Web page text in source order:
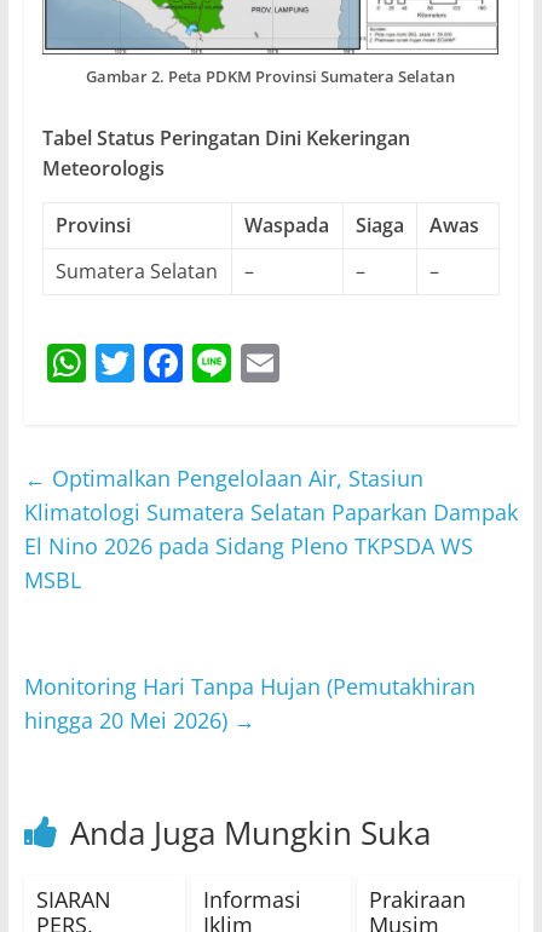
Gambar 2. Peta PDKM Provinsi Sumatera Selatan
Tabel Status Peringatan Dini Kekeringan
Meteorologis
Provinsi Waspada Siaga
Awas
Sumatera Selatan
– – –
W
s
A
p
T
er
F
e
b
o
Li E
l
← Optimalkan Pengelolaan Air, Stasiun
Klimatologi Sumatera Selatan Paparkan Dampak
El Nino 2026 pada Sidang Pleno TKPSDA WS
MSBL
Monitoring Hari Tanpa Hujan (Pemutakhiran
hingga 20 Mei 2026) →
Anda Juga Mungkin Suka
SIARAN
PERS,
Informasi
Iklim
Prakiraan
Musim